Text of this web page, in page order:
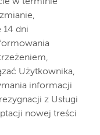
14 dni
Użytkownika,
informacji
z Usługi
nowej treści